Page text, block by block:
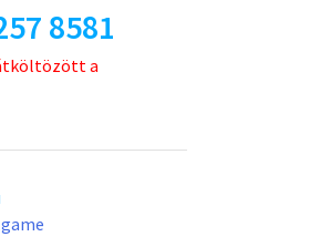
8581
a